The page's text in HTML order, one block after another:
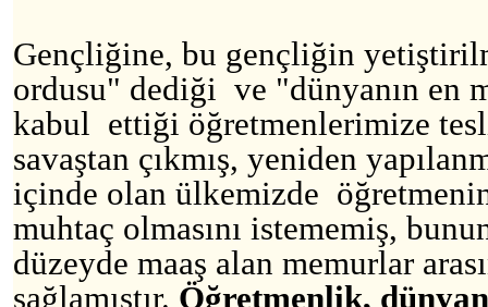
Gençliğine, bu gençliğin
ordusu" dediği ve "dünyanın en
kabul ettiği öğretmenlerimize
savaştan çıkmış, yeniden
içinde olan ülkemizde
muhtaç olmasını istememiş,
düzeyde maaş alan memurlar
sağlamıştır. Öğretmenlik,